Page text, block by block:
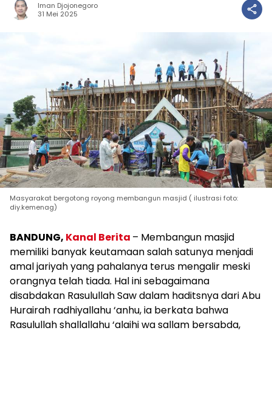
Iman Djojonegoro
31 Mei 2025
Masyarakat bergotong royong membangun masjid ( ilustrasi foto:
diy.kemenag)
BANDUNG, Kanal Berita – Membangun masjid
memiliki banyak keutamaan salah satunya menjadi
amal jariyah yang pahalanya terus mengalir meski
orangnya telah tiada. Hal ini sebagaimana
disabdakan Rasulullah Saw dalam haditsnya dari Abu
Hurairah radhiyallahu ‘anhu, ia berkata bahwa
Rasulullah shallallahu ‘alaihi wa sallam bersabda,